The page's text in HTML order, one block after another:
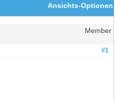
Ansichts-Optionen
Member
#1